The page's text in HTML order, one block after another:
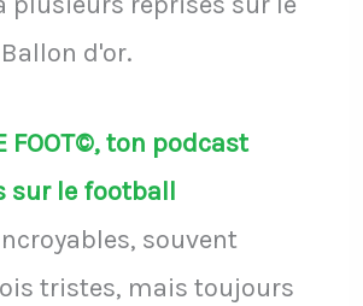
d'or.
FOOT©, ton podcast
sur le football
souvent
tristes, mais toujours